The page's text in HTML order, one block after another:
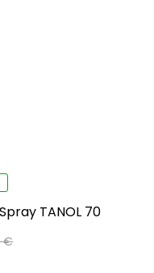
TANOL 70
€